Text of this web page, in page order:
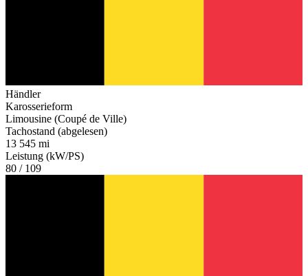
Händler
Karosserieform
Limousine (Coupé de Ville)
Tachostand (abgelesen)
13 545 mi
Leistung (kW/PS)
80 / 109